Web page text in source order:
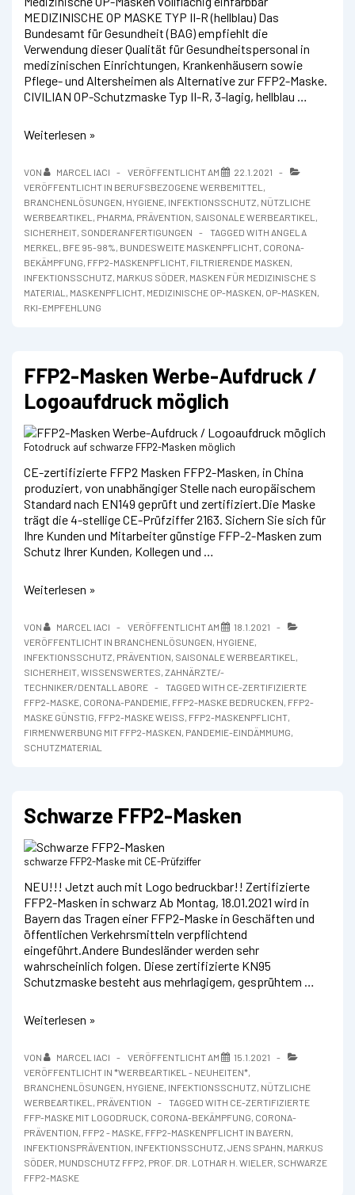
MEDIZINISCHE OP MASKE TYP II-R (hellblau) Das
Bundesamt für Gesundheit (BAG) empfiehlt die
Verwendung dieser Qualität für Gesundheitspersonal in
medizinischen Einrichtungen, Krankenhäusern sowie
Pflege- und Altersheimen als Alternative zur FFP2-Maske.
CIVILIAN OP-Schutzmaske Typ II-R, 3-lagig, hellblau …
Chirurgische
Masken
schwarz
und
hellblau
Weiterlesen »
VON MARCEL IACI VERÖFFENTLICHT AM
22.1.2021
VERÖFFENTLICHT IN BERUFSBEZOGENE WERBEMITTEL
BRANCHENLÖSUNGEN HYGIENE INFEKTIONSSCHUTZ NÜTZLICHE
WERBEARTIKEL
PHARMA PRÄVENTION SAISONALE WERBEARTIKEL
SICHERHEIT SONDERANFERTIGUNGEN TAGGED WITH ANGELA
MERKEL
BFE 95-98% BUNDESWEITE MASKENPFLICHT CORONA-
BEKÄMPFUNG FFP2-MASKENPFLICHT FILTRIERENDE MASKEN
INFEKTIONSSCHUTZ MARKUS SÖDER MASKEN FÜR MEDIZINISCHE S
MATERIAL
MASKENPFLICHT MEDIZINISCHE OP-MASKEN OP-MASKEN
RKI-EMPFEHLUNG
FFP2-Masken Werbe-Aufdruck /
Logoaufdruck möglich
Fotodruck auf schwarze FFP2-Masken möglich
CE-zertifizierte FFP2 Masken FFP2-Masken, in China
produziert, von unabhängiger Stelle nach europäischem
Standard nach EN149 geprüft und zertifiziert.Die Maske
trägt die 4-stellige CE-Prüfziffer 2163. Sichern Sie sich für
Ihre Kunden und Mitarbeiter günstige FFP-2-Masken zum
Schutz Ihrer Kunden, Kollegen und …
FFP2-
Werbe-
Aufdruck
/
Logoaufdruck
möglich
Weiterlesen »
VON MARCEL IACI VERÖFFENTLICHT AM
18.1.2021
VERÖFFENTLICHT IN BRANCHENLÖSUNGEN HYGIENE
INFEKTIONSSCHUTZ PRÄVENTION SAISONALE WERBEARTIKEL
SICHERHEIT WISSENSWERTES ZAHNÄRZTE/-
TECHNIKER/DENTALLABORE
TAGGED WITH CE-ZERTIFIZIERTE
FFP2-MASKE CORONA-PANDEMIE FFP2-MASKE BEDRUCKEN FFP2-
MASKE GÜNSTIG FFP2-MASKE WEISS FFP2-MASKENPFLICHT
FIRMENWERBUNG MIT FFP2-MASKEN PANDEMIE-EINDÄMMUMG
SCHUTZMATERIAL
Schwarze FFP2-Masken
schwarze FFP2-Maske mit CE-Prüfziffer
NEU!!! Jetzt auch mit Logo bedruckbar!! Zertifizierte
FFP2-Masken in schwarz Ab Montag, 18.01.2021 wird in
Bayern das Tragen einer FFP2-Maske in Geschäften und
öffentlichen Verkehrsmitteln verpflichtend
eingeführt.Andere Bundesländer werden sehr
wahrscheinlich folgen. Diese zertifizierte KN95
Schutzmaske besteht aus mehrlagigem, gesprühtem …
Schwarze
Masken
Weiterlesen »
VON MARCEL IACI VERÖFFENTLICHT AM
15.1.2021
VERÖFFENTLICHT IN *WERBEARTIKEL - NEUHEITEN*
BRANCHENLÖSUNGEN HYGIENE INFEKTIONSSCHUTZ NÜTZLICHE
WERBEARTIKEL
PRÄVENTION TAGGED WITH CE-ZERTIFIZIERTE
FFP-MASKE MIT LOGODRUCK CORONA-BEKÄMPFUNG CORONA-
PRÄVENTION FFP2 - MASKE FFP2-MASKENPFLICHT IN BAYERN
INFEKTIONSPRÄVENTION INFEKTIONSSCHUTZ JENS SPAHN MARKUS
SÖDER MUNDSCHUTZ FFP2 PROF. DR. LOTHAR H. WIELER SCHWARZE
FFP2-MASKE